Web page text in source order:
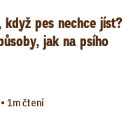
pes nechce jíst?
jak na psího
1m čtení